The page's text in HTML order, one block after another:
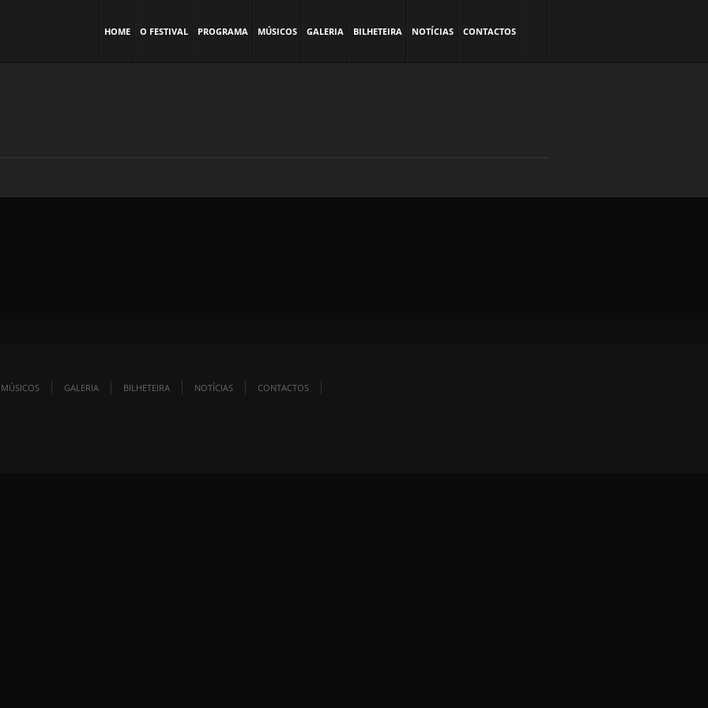
HOME O FESTIVAL PROGRAMA MÚSICOS GALERIA BILHETEIRA NOTÍCIAS CONTACTOS
MÚSICOS GALERIA BILHETEIRA NOTÍCIAS CONTACTOS